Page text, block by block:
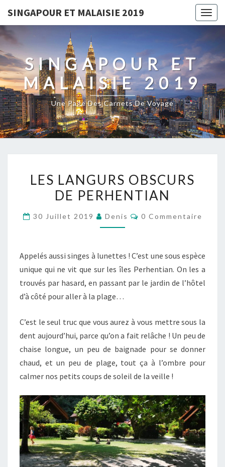
SINGAPOUR ET MALAISIE 2019
SINGAPOUR ET
MALAISIE 2019
Une Page Des Carnets De Voyage
LANGURS
OBSCURS
PERHENTIAN
LES LANGURS OBSCURS
DE PERHENTIAN
30 Juillet 2019 Denis Commentaires
0 Commentaire
Appelés aussi singes à lunettes ! C’est une sous espèce
unique qui ne vit que sur les îles Perhentian. On les a
trouvés par hasard, en passant par le jardin de l’hôtel
d’à côté pour aller à la plage…
C’est le seul truc que vous aurez à vous mettre sous la
dent aujourd’hui, parce qu’on a fait relâche ! Un peu de
chaise longue, un peu de baignade pour se donner
chaud, et un peu de plage, tout ça à l’ombre pour
calmer nos petits coups de soleil de la veille !